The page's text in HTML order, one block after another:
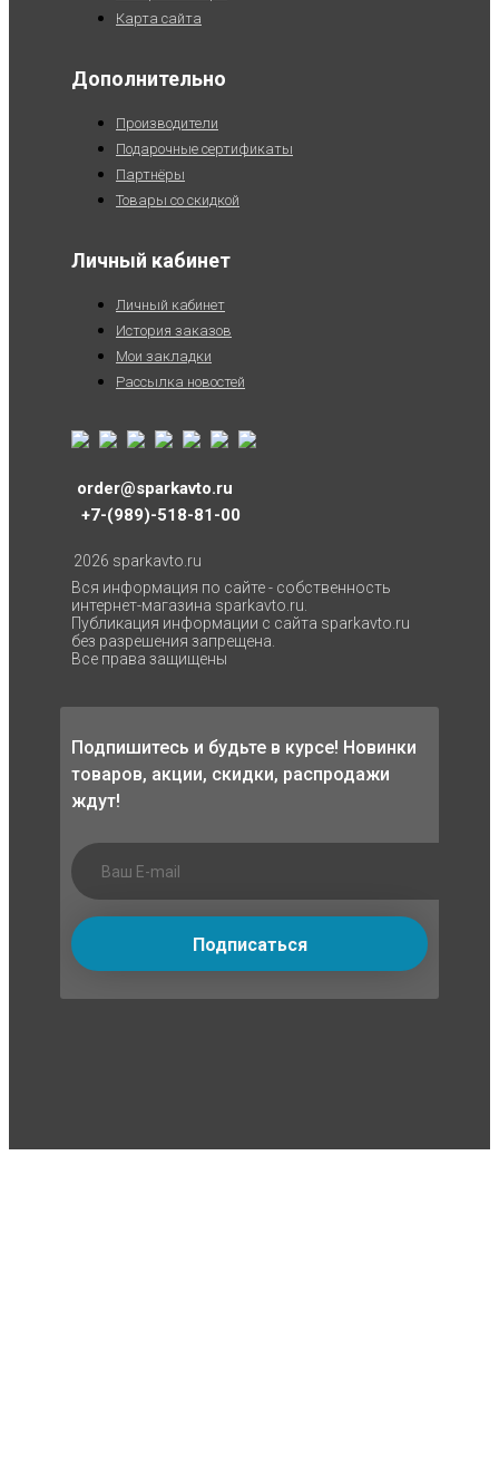
Карта сайта
Дополнительно
Производители
Подарочные сертификаты
Партнёры
Товары со скидкой
Личный кабинет
Личный кабинет
История заказов
Мои закладки
Рассылка новостей
order@sparkavto.ru
+7-(989)-518-81-00
2026 sparkavto.ru
Вся информация по сайте - собственность
интернет-магазина sparkavto.ru.
Публикация информации с сайта sparkavto.ru
без разрешения запрещена.
Все права защищены
Подпишитесь и будьте в курсе! Новинки
товаров, акции, скидки, распродажи
ждут!
Подписаться